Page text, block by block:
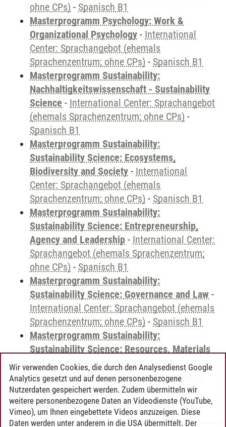
ohne CPs) - Spanisch B1
Masterprogramm Psychology: Work &
Organizational Psychology - International
Center: Sprachangebot (ehemals
Sprachenzentrum; ohne CPs) - Spanisch B1
Masterprogramm Sustainability:
Nachhaltigkeitswissenschaft - Sustainability
Science - International Center: Sprachangebot
(ehemals Sprachenzentrum; ohne CPs) -
Spanisch B1
Masterprogramm Sustainability:
Sustainability Science: Ecosystems,
Biodiversity and Society - International
Center: Sprachangebot (ehemals
Sprachenzentrum; ohne CPs) - Spanisch B1
Masterprogramm Sustainability:
Sustainability Science: Entrepreneurship,
Agency and Leadership - International Center:
Sprachangebot (ehemals Sprachenzentrum;
ohne CPs) - Spanisch B1
Masterprogramm Sustainability:
Sustainability Science: Governance and Law -
International Center: Sprachangebot (ehemals
Sprachenzentrum; ohne CPs) - Spanisch B1
Masterprogramm Sustainability:
Sustainability Science: Resources, Materials
and Chemistry -International Center:
Sprachangebot (ehemals Sprachenzentrum;
ohne CPs)-Spanisch B1
Wir verwenden Cookies, die durch den Analysedienst Google
Analytics gesetzt und auf denen personenbezogene
Nutzerdaten gespeichert werden. Zudem übermitteln wir
weitere personenbezogene Daten an Videodienste (YouTube,
Vimeo), um Ihnen eingebettete Videos anzuzeigen. Diese
Daten werden unter anderem in die USA übermittelt. Der